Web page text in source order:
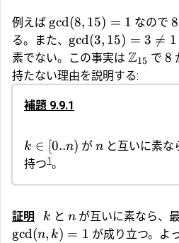
例えば gcd(8, 15) = 1 なので8
る。また、 gcd(3, 15) = 3 
= 1
素でない。この事実は Z15 で 8
持たない理由を説明する:
補題 9.9.1
k ∈ [0..n) がn と互いに素な
持つ1。
証明 k と nが互いに素なら、
gcd(n, k) = 1 が成り立つ。よ